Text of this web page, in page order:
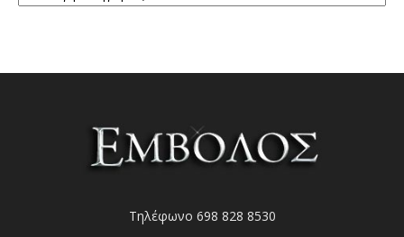
Τηλέφωνο 698 828 8530